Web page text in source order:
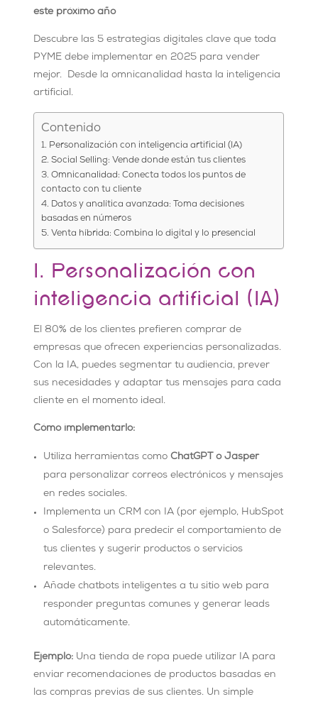
este próximo año
Descubre las 5 estrategias digitales clave que toda
PYME debe implementar en 2025 para vender
mejor. Desde la omnicanalidad hasta la inteligencia
artificial.
Contenido
1. Personalización con inteligencia artificial (IA)
2. Social Selling: Vende donde están tus clientes
3. Omnicanalidad: Conecta todos los puntos de
contacto con tu cliente
4. Datos y analítica avanzada: Toma decisiones
basadas en números
5. Venta híbrida: Combina lo digital y lo presencial
1. Personalización con
inteligencia artificial (IA)
El 80% de los clientes prefieren comprar de
empresas que ofrecen experiencias personalizadas.
Con la IA, puedes segmentar tu audiencia, prever
sus necesidades y adaptar tus mensajes para cada
cliente en el momento ideal.
Cómo implementarlo:
Utiliza herramientas comoChatGPT o Jasper
para personalizar correos electrónicos y mensajes
en redes sociales.
Implementa un CRM con IA (por ejemplo, HubSpot
o Salesforce) para predecir el comportamiento de
tus clientes y sugerir productos o servicios
relevantes.
Añade chatbots inteligentes a tu sitio web para
responder preguntas comunes y generar leads
automáticamente.
Ejemplo: Una tienda de ropa puede utilizar IA para
enviar recomendaciones de productos basadas en
las compras previas de sus clientes. Un simple